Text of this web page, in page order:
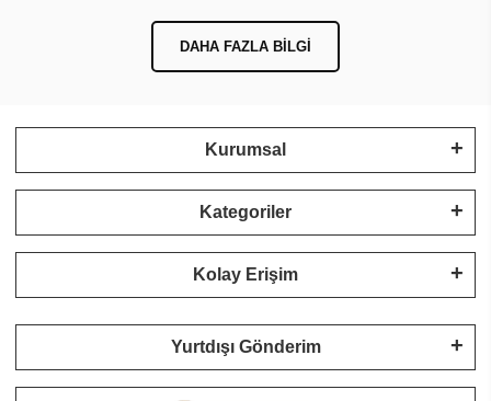
DAHA FAZLA BILGI
Kurumsal
Kategoriler
Kolay Erişim
Yurtdışı Gönderim